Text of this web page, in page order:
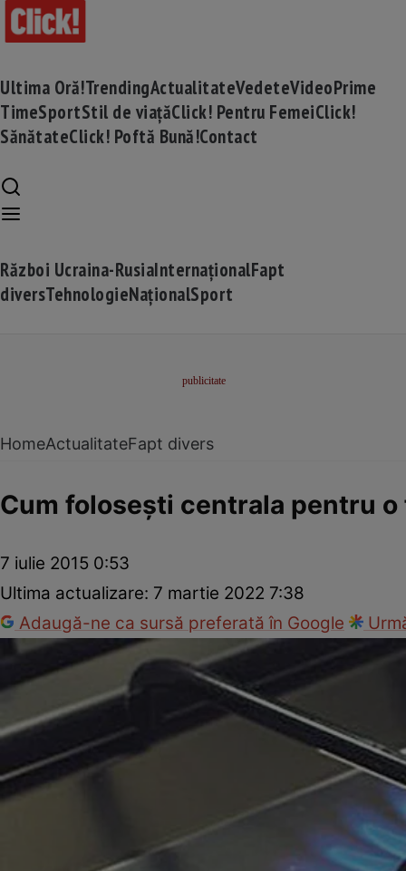
Ultima Oră!TrendingActualitateVedeteVideoPrime
TimeSportStil de viațăClick! Pentru FemeiClick!
SănătateClick! Poftă Bună!Contact
Război Ucraina-RusiaInternaționalFapt
diversTehnologieNaționalSport
HomeActualitateFapt divers
Cum foloseşti centrala pentru
7 iulie 2015 0:53
Ultima actualizare: 7 martie 2022 7:38
Adaugă-ne ca sursă preferată în Google